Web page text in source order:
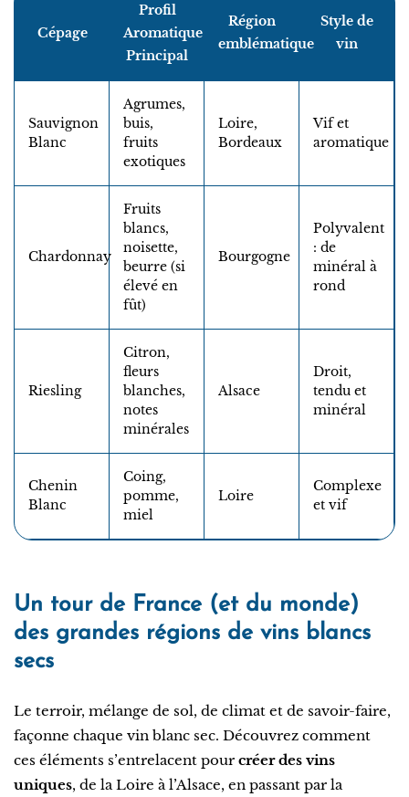
Cépage
Profil
Aromatique
Principal
Région
emblématique
Style de
vin
Sauvignon
Blanc
Agrumes,
buis,
fruits
exotiques
Loire,
Bordeaux
Vif et
aromatique
Chardonnay
Fruits
blancs,
noisette,
beurre (si
élevé en
fût)
Bourgogne
Polyvalent
: de
minéral à
rond
Riesling
Citron,
fleurs
blanches,
notes
minérales
Alsace
Droit,
tendu et
minéral
Chenin
Blanc
Coing,
pomme,
miel
Loire
Complexe
et vif
Un tour de France (et du monde)
des grandes régions de vins blancs
secs
Le terroir, mélange de sol, de climat et de savoir-faire,
façonne chaque vin blanc sec. Découvrez comment
ces éléments s’entrelacent pour créer des vins
uniques, de la Loire à l’Alsace, en passant par la